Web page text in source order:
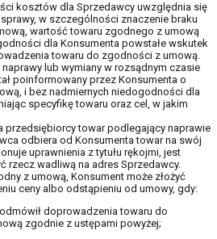
kosztów dla Sprzedawcy uwzględnia się
w szczególności znaczenie braku
wartość towaru zgodnego z umową
dla Konsumenta powstałe wskutek
towaru do zgodności z umową.
lub wymiany w rozsądnym czasie
poinformowany przez Konsumenta o
i bez nadmiernych niedogodności dla
specyfikę towaru oraz cel, w jakim
przedsiębiorcy towar podlegający naprawie
odbiera od Konsumenta towar na swój
uprawnienia z tytułu rękojmi, jest
rzecz wadliwą na adres Sprzedawcy.
z umową, Konsument może złożyć
ceny albo odstąpieniu od umowy, gdy:
doprowadzenia towaru do
zgodnie z ustępami powyżej;